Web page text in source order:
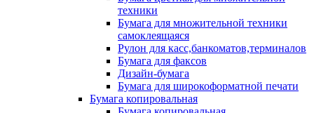
техники
Бумага для множительной техники
самоклеящаяся
Рулон для касс,банкоматов,терминалов
Бумага для факсов
Дизайн-бумага
Бумага для широкоформатной печати
Бумага копировальная